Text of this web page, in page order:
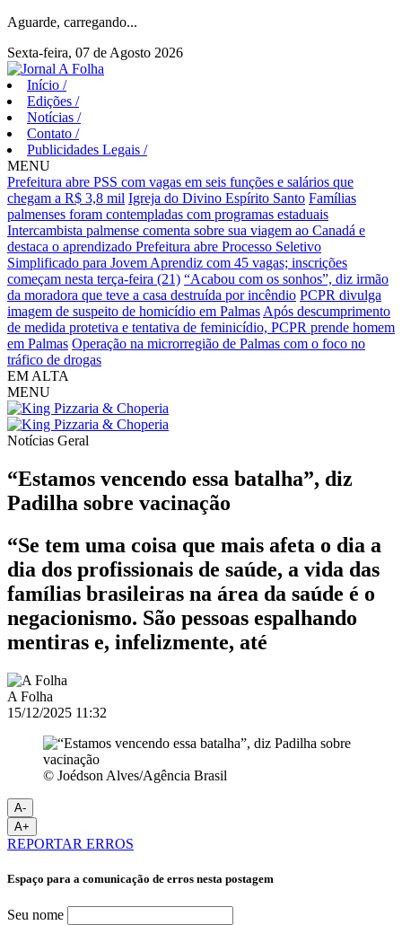
Aguarde, carregando...
Sexta-feira, 07 de Agosto 2026
Início /
Edições /
Notícias /
Contato /
Publicidades Legais /
MENU
Prefeitura abre PSS com vagas em seis funções e salários que
chegam a R$ 3,8 mil Igreja do Divino Espírito Santo Famílias
palmenses foram contempladas com programas estaduais
Intercambista palmense comenta sobre sua viagem ao Canadá e
destaca o aprendizado Prefeitura abre Processo Seletivo
Simplificado para Jovem Aprendiz com 45 vagas; inscrições
começam nesta terça-feira (21) “Acabou com os sonhos”, diz irmão
da moradora que teve a casa destruída por incêndio PCPR divulga
imagem de suspeito de homicídio em Palmas Após descumprimento
de medida protetiva e tentativa de feminicídio, PCPR prende homem
em Palmas Operação na microrregião de Palmas com o foco no
tráfico de drogas
EM ALTA
MENU
Notícias Geral
“Estamos vencendo essa batalha”, diz
Padilha sobre vacinação
“Se tem uma coisa que mais afeta o dia a
dia dos profissionais de saúde, a vida das
famílias brasileiras na área da saúde é o
negacionismo. São pessoas espalhando
mentiras e, infelizmente, até
A Folha
15/12/2025 11:32
© Joédson Alves/Agência Brasil
A-
A+
REPORTAR ERROS
Espaço para a comunicação de erros nesta postagem
Seu nome